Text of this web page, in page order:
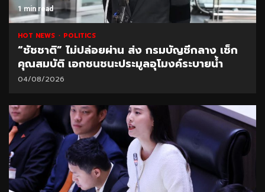
1 min read
HOT NEWS POLITICS
“ชัชชาติ” ไม่ปล่อยผ่าน ส่ง กรมบัญชีกลาง เช็ก
คุณสมบัติ เอกชนชนะประมูลอุโมงค์ระบายน้ำ
04/08/2026